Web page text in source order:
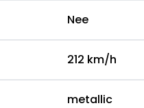
Nee
212 km/h
metallic